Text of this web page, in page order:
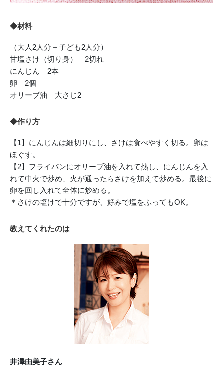
◆材料
（大人2人分＋子ども2人分）
甘塩さけ（切り身） 2切れ
にんじん 2本
卵 2個
オリーブ油 大さじ2
◆作り方
【1】にんじんは細切りにし、さけは食べやすく切る。卵は
ほぐす。
【2】フライパンにオリーブ油を入れて熱し、にんじんを入
れて中火で炒め、火が通ったらさけを加えて炒める。最後に
卵を回し入れて全体に炒める。
＊さけの塩けで十分ですが、好みで塩をふってもOK。
教えてくれたのは
井澤由美子さん